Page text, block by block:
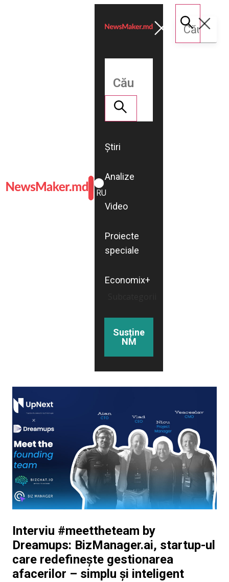
ROMÂNĂ
RU
Știri
Analize
Video
Proiecte
speciale
Economix+
Susține
NM
Interviu #meettheteam by
Dreamups: BizManager.ai, startup-ul
care redefinește gestionarea
afacerilor – simplu și inteligent